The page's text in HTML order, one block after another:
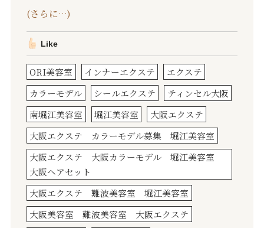
(さらに…)
Like
ORI美容室 インナーエクステ
エクステ
カラーモデル
シールエクステ
ティンセル大阪
南堀江美容室
堀江美容室
大阪エクステ
大阪エクステ カラーモデル募集 堀江美容室
大阪エクステ 大阪カラーモデル 堀江美容室
大阪ヘアセット
大阪エクステ 難波美容室 堀江美容室
大阪美容室 難波美容室 大阪エクステ